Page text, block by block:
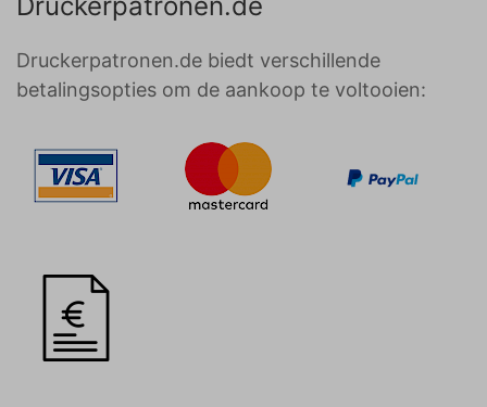
Druckerpatronen.de biedt verschillende
betalingsopties om de aankoop te voltooien: